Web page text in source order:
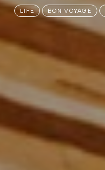
LIFE BON VOYAGE